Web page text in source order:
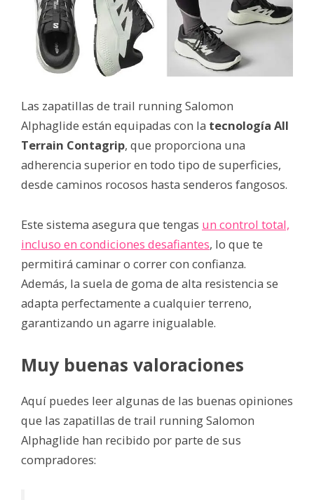
Las zapatillas de trail running Salomon
Alphaglide están equipadas con la tecnología All
Terrain Contagrip, que proporciona una
adherencia superior en todo tipo de superficies,
desde caminos rocosos hasta senderos fangosos.
Este sistema asegura que tengas un control total,
incluso en condiciones desafiantes, lo que te
permitirá caminar o correr con confianza.
Además, la suela de goma de alta resistencia se
adapta perfectamente a cualquier terreno,
garantizando un agarre inigualable.
Muy buenas valoraciones
Aquí puedes leer algunas de las buenas opiniones
que las zapatillas de trail running Salomon
Alphaglide han recibido por parte de sus
compradores: